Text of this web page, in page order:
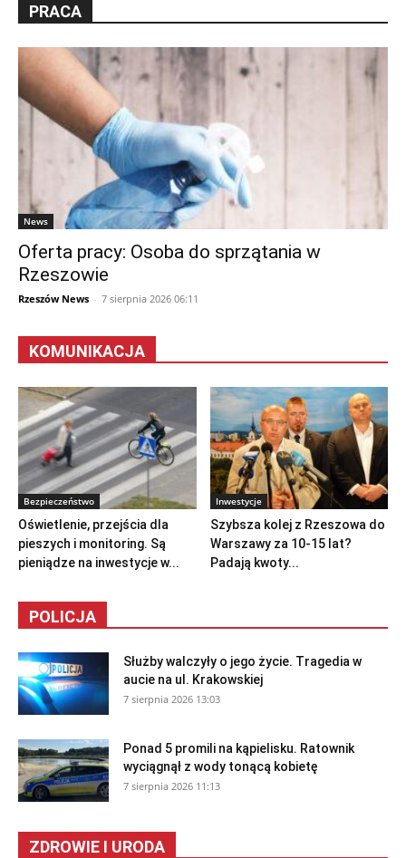
PRACA
News
Oferta pracy: Osoba do sprzątania w
Rzeszowie
Rzeszów News - 7 sierpnia 2026 06:11
KOMUNIKACJA
Bezpieczeństwo
Oświetlenie, przejścia dla
pieszych i monitoring. Są
pieniądze na inwestycje w...
Inwestycje
Szybsza kolej z Rzeszowa do
Warszawy za 10-15 lat?
Padają kwoty...
POLICJA
Służby walczyły o jego życie. Tragedia w
aucie na ul. Krakowskiej
7 sierpnia 2026 13:03
Ponad 5 promili na kąpielisku. Ratownik
wyciągnął z wody tonącą kobietę
7 sierpnia 2026 11:13
ZDROWIE I URODA